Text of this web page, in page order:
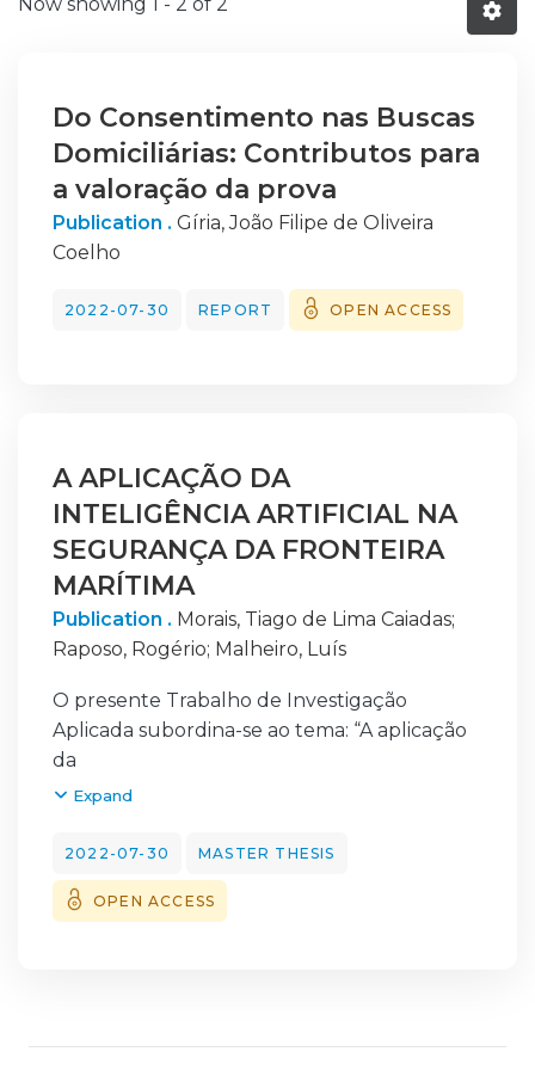
Do Consentimento nas Buscas
Domiciliárias: Contributos para
a valoração da prova
Publication . Gíria, João Filipe de Oliveira
Coelho
2022-07-30 REPORT OPEN ACCESS
A APLICAÇÃO DA
INTELIGÊNCIA ARTIFICIAL NA
SEGURANÇA DA FRONTEIRA
MARÍTIMA
Publication . Morais, Tiago de Lima Caiadas;
Raposo, Rogério; Malheiro, Luís
O presente Trabalho de Investigação
Aplicada subordina-se ao tema: “A aplicação
da
inteligência artificial na segurança da
objetivo
investigar a aplicabilidade de técnicas e
metodologias de inteligência artificial na
Expand
2022-07-30 MASTER THESIS
OPEN ACCESS